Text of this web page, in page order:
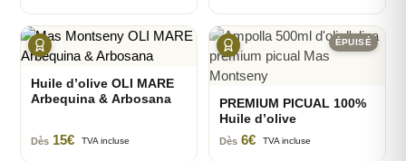
Huile d’olive OLI MARE
Arbequina & Arbosana
Dès 15€ TVA incluse
ÉPUISÉ
PREMIUM PICUAL 100%
Huile d’olive
Dès 6€ TVA incluse